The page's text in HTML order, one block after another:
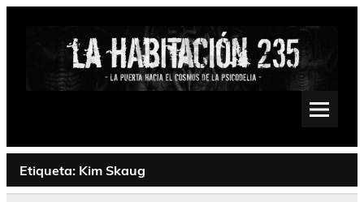
Saltar
Psychedelic, Stoner, Doom, Sludge, Fuzz, Space, Drone
Etiqueta: Kim Skaug